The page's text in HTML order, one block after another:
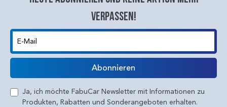
verpassen!
E-Mail
Abonnieren
Ja, ich möchte FabuCar Newsletter mit Informationen zu
Produkten, Rabatten und Sonderangeboten erhalten.